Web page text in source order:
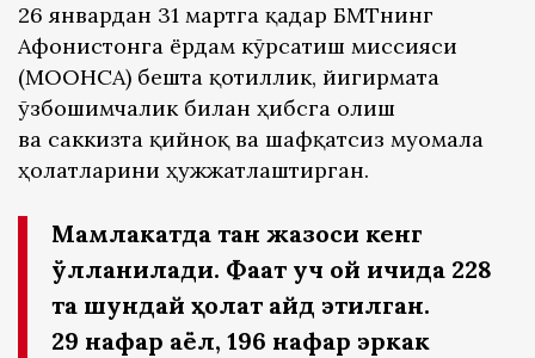
26 январдан 31 мартга қадар БМТнинг
Афғонистонга ёрдам кўрсатиш миссияси
(МООНСА) бешта қотиллик, йигирмата
ўзбошимчалик билан ҳибсга олиш
ва саккизта қийноқ ва шафқатсиз муомала
ҳолатларини ҳужжатлаштирган.
Мамлакатда тан жазоси кенг
қўлланилади. Фақат уч ой ичида 228
та шундай ҳолат қайд этилган.
29 нафар аёл, 196 нафар эркак